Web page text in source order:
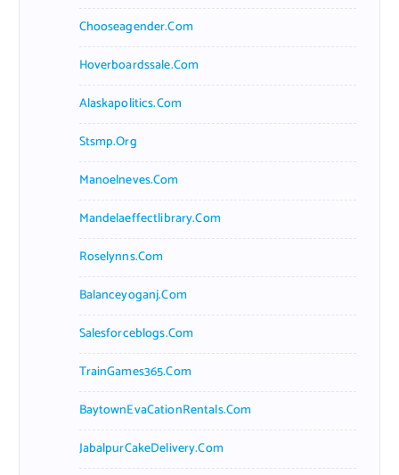
Chooseagender.com
Hoverboardssale.com
Alaskapolitics.com
Stsmp.org
Manoelneves.com
Mandelaeffectlibrary.com
Roselynns.com
Balanceyoganj.com
Salesforceblogs.com
TrainGames365.com
BaytownEvaCationRentals.com
JabalpurCakeDelivery.com